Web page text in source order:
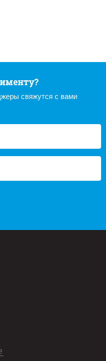
свяжутся с вами